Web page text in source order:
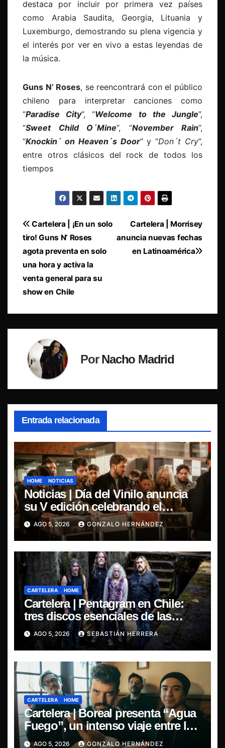
destaca por incluir por primera vez países
como Arabia Saudita, Georgia, Lituania y
Luxemburgo, demostrando su plena vigencia y
el interés por ver en vivo a estas leyendas de
la música.
Guns N’ Roses, se reencontrará con el público
chileno para interpretar canciones como
“Paradise City”, “Welcome to the Jungle”,
“Sweet Child O´Mine”, “November Rain”,
“Knockin´ on Heaven´s Door” y “Don´t Cry”,
entre otros clásicos del rock de todos los
tiempos
Navegación
de
entradas
Cartelera | Morrisey
anuncia nuevas fechas
en Latinoamérica
Cartelera | ¡En un solo
tiro! Guns N’ Roses
agota preventa en solo
una hora y activa la
venta general para su
show en Chile
PorNacho Madrid
Entrada relacionada
HOME NOTICIAS
Noticias | Día del Vinilo anuncia
su V edición celebrando el
regreso del 7″ fabricado en Chile
AGO 5, 2026 GONZALO HERNÁNDEZ
CARTELERA HOME
Cartelera | Pentagram en Chile:
tres discos esenciales de las
leyendas del doom
AGO 5, 2026 SEBASTIÁN HERRERA
CARTELERA HOME
Cartelera | Boreal presenta “Agua
Fuego”, un intenso viaje entre la
pasión y la desilusión
AGO 5, 2026 GONZALO HERNÁNDEZ